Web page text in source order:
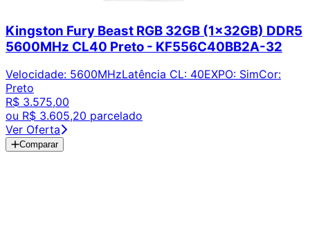
Kingston Fury Beast RGB 32GB (1x32GB) DDR5
5600MHz CL40 Preto - KF556C40BB2A-32
Velocidade: 5600MHzLatência CL: 40EXPO: SimCor:
Preto
R$ 3.575,00
ou R$ 3.605,20 parcelado
Ver Oferta
Comparar